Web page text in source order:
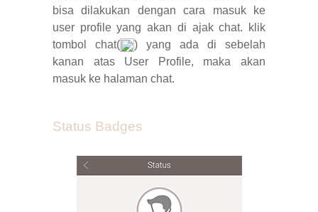
bisa dilakukan dengan cara masuk ke
user profile yang akan di ajak chat. klik
tombol chat(
) yang ada di sebelah
kanan atas User Profile, maka akan
masuk ke halaman chat.
Status Badges